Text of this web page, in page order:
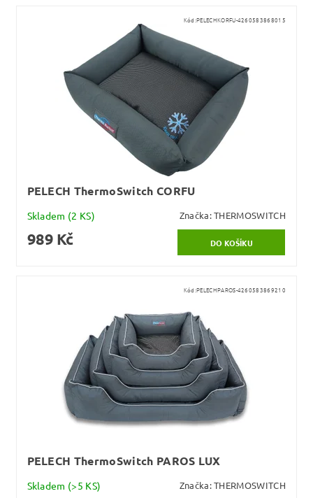
Kód:PELECHKORFU-4260583868015
PELECH ThermoSwitch CORFU
Skladem (2 KS) Značka:THERMOSWITCH
989 Kč
Kód:PELECHPAROS-4260583869210
PELECH ThermoSwitch PAROS LUX
Skladem (>5 KS) Značka:THERMOSWITCH